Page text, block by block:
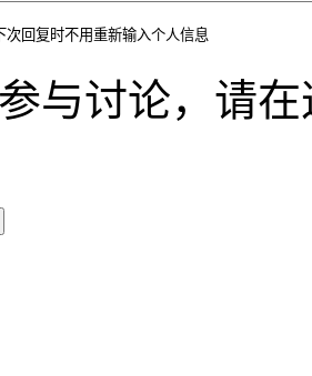
次回复时不用重新输入个人信息
与讨论，请在